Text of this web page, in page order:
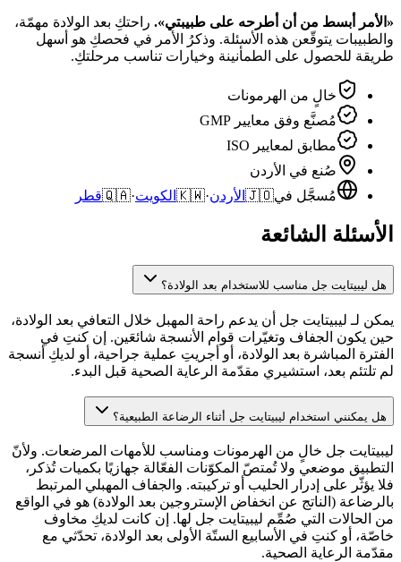
«الأمر أبسط من أن أطرحه على طبيبتي». راحتكِ بعد الولادة مهمّة،
والطبيبات يتوقّعن هذه الأسئلة. وذكرُ الأمر في فحصكِ هو أسهل
طريقة للحصول على الطمأنينة وخيارات تناسب مرحلتكِ.
خالٍ من الهرمونات
مُصنَّع وفق معايير GMP
مطابق لمعايير ISO
صُنع في الأردن
مُسجَّل في🇯🇴 الأردن·
🇰🇼 الكويت·
🇶🇦قطر
الأسئلة الشائعة
هل ليبيتايت جل مناسب للاستخدام بعد الولادة؟
يمكن لـ ليبيتايت جل أن يدعم راحة المهبل خلال التعافي بعد الولادة،
حين يكون الجفاف وتغيّرات قوام الأنسجة شائعَين. إن كنتِ في
الفترة المباشرة بعد الولادة، أو أجريتِ عملية جراحية، أو لديكِ أنسجة
لم تلتئم بعد، استشيري مقدّمة الرعاية الصحية قبل البدء.
هل يمكنني استخدام ليبيتايت جل أثناء الرضاعة الطبيعية؟
ليبيتايت جل خالٍ من الهرمونات ومناسب للأمهات المرضعات. ولأنّ
التطبيق موضعي ولا تُمتصّ المكوّنات الفعّالة جهازيًا بكميات تُذكر،
فلا يؤثّر على إدرار الحليب أو تركيبته. والجفاف المهبلي المرتبط
بالرضاعة (الناتج عن انخفاض الإستروجين بعد الولادة) هو في الواقع
من الحالات التي صُمِّم ليبيتايت جل لها. إن كانت لديكِ مخاوف
خاصّة، أو كنتِ في الأسابيع الستّة الأولى بعد الولادة، تحدّثي مع
مقدّمة الرعاية الصحية.